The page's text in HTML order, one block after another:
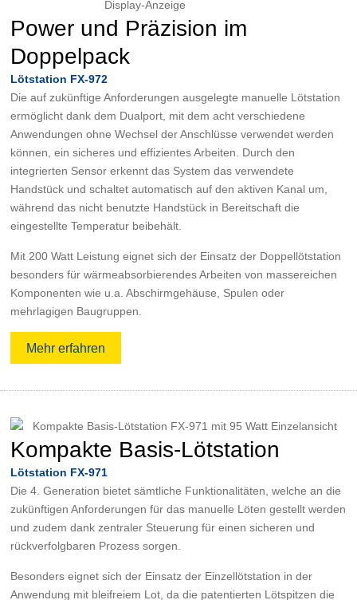
Power und Präzision im
Doppelpack
Lötstation FX-972
Die auf zukünftige Anforderungen ausgelegte manuelle Lötstation
ermöglicht dank dem Dualport, mit dem acht verschiedene
Anwendungen ohne Wechsel der Anschlüsse verwendet werden
können, ein sicheres und effizientes Arbeiten. Durch den
integrierten Sensor erkennt das System das verwendete
Handstück und schaltet automatisch auf den aktiven Kanal um,
während das nicht benutzte Handstück in Bereitschaft die
eingestellte Temperatur beibehält.
Mit 200 Watt Leistung eignet sich der Einsatz der Doppellötstation
besonders für wärmeabsorbierendes Arbeiten von massereichen
Komponenten wie u.a. Abschirmgehäuse, Spulen oder
mehrlagigen Baugruppen.
Mehr erfahren
Kompakte Basis-Lötstation
Lötstation FX-971
Die 4. Generation bietet sämtliche Funktionalitäten, welche an die
zukünftigen Anforderungen für das manuelle Löten gestellt werden
und zudem dank zentraler Steuerung für einen sicheren und
rückverfolgbaren Prozess sorgen.
Besonders eignet sich der Einsatz der Einzellötstation in der
Anwendung mit bleifreiem Lot, da die patentierten Lötspitzen die